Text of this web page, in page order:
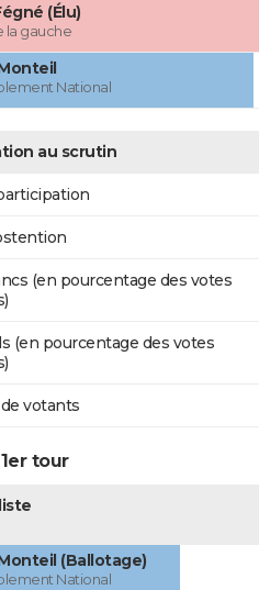
(Élu)
la gauche
National
au scrutin
(en pourcentage des votes
(en pourcentage des votes
votants
tour
(Ballotage)
National